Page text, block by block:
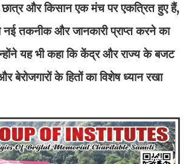
छात्र और किसान एक मंच पर एकत्रित हुए हैं,
नई तकनीक और जानकारी प्राप्त करने का
यह भी कहा कि केंद्र और राज्य के बजट
बेरोजगारों के हितों का विशेष ध्यान रखा